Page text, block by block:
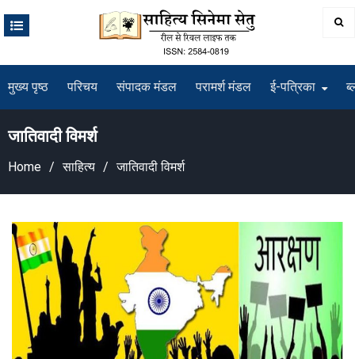
मुख्य पृष्ठ परिचय संपादक मंडल परामर्श मंडल ई-पत्रिका
जातिवादी विमर्श
Home साहित्य जातिवादी विमर्श